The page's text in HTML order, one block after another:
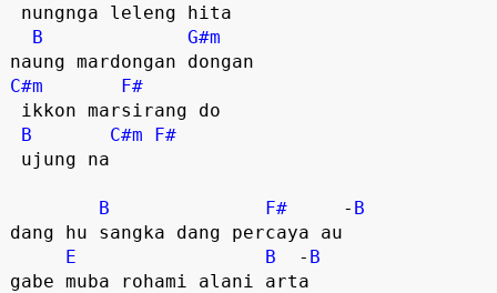
B
G#m
C#m
F#
B
C#m
F#
B F#
     -
B
dang hu sangka dang percaya au
E
B
  -
B